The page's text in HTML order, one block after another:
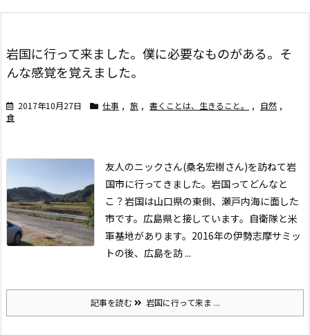
岩国に行って来ました。僕に必要なものがある。そ
んな感覚を覚えました。
2017年10月27日 仕事 , 旅 , 書くことは、生きること。 , 自然 ,
食
友人のニックさん(桑名宏樹さん)を訪ねて岩
国市に行ってきました。 岩国ってどんなと
こ？岩国は山口県の東側、瀬戸内海に面した
市です。広島県と接しています。自衛隊と米
軍基地があります。2016年の伊勢志摩サミッ
トの後、広島を訪 ...
記事を読む 岩国に行って来ま ...